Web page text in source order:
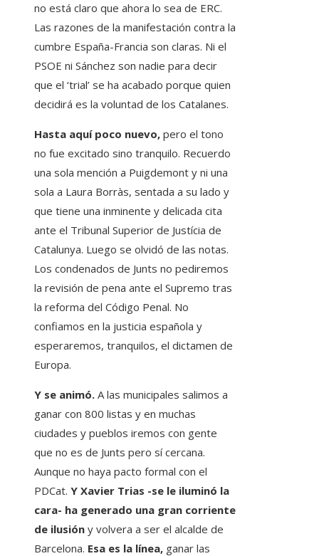
no está claro que ahora lo sea de ERC.
Las razones de la manifestación contra la
cumbre España-Francia son claras. Ni el
PSOE ni Sánchez son nadie para decir
que el ‘trial’ se ha acabado porque quien
decidirá es la voluntad de los Catalanes.
Hasta aquí poco nuevo, pero el tono
no fue excitado sino tranquilo. Recuerdo
una sola mención a Puigdemont y ni una
sola a Laura Borràs, sentada a su lado y
que tiene una inminente y delicada cita
ante el Tribunal Superior de Justícia de
Catalunya. Luego se olvidó de las notas.
Los condenados de Junts no pediremos
la revisión de pena ante el Supremo tras
la reforma del Código Penal. No
confiamos en la justicia española y
esperaremos, tranquilos, el dictamen de
Europa.
Y se animó. A las municipales salimos a
ganar con 800 listas y en muchas
ciudades y pueblos iremos con gente
que no es de Junts pero sí cercana.
Aunque no haya pacto formal con el
PDCat. Y Xavier Trias -se le iluminó la
cara- ha generado una gran corriente
de ilusión y volvera a ser el alcalde de
Barcelona. Esa es la línea, ganar las